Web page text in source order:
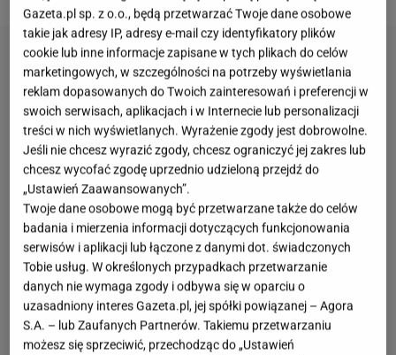
Gazeta.pl sp. z o.o., będą przetwarzać Twoje dane osobowe
takie jak adresy IP, adresy e-mail czy identyfikatory plików
cookie lub inne informacje zapisane w tych plikach do celów
marketingowych, w szczególności na potrzeby wyświetlania
reklam dopasowanych do Twoich zainteresowań i preferencji w
swoich serwisach, aplikacjach i w Internecie lub personalizacji
treści w nich wyświetlanych. Wyrażenie zgody jest dobrowolne.
Jeśli nie chcesz wyrazić zgody, chcesz ograniczyć jej zakres lub
chcesz wycofać zgodę uprzednio udzieloną przejdź do
„Ustawień Zaawansowanych”.
Twoje dane osobowe mogą być przetwarzane także do celów
badania i mierzenia informacji dotyczących funkcjonowania
serwisów i aplikacji lub łączone z danymi dot. świadczonych
Tobie usług. W określonych przypadkach przetwarzanie
danych nie wymaga zgody i odbywa się w oparciu o
uzasadniony interes Gazeta.pl, jej spółki powiązanej – Agora
S.A. – lub Zaufanych Partnerów. Takiemu przetwarzaniu
możesz się sprzeciwić, przechodząc do „Ustawień